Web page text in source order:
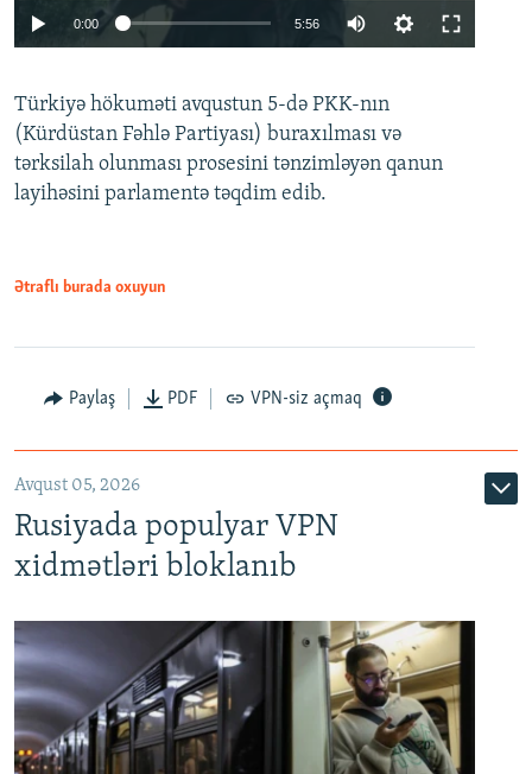
Auto 240p 360p 480p
720p 1080p
0:00 5:56
360p
480p
Türkiyə hökuməti avqustun 5-də PKK-nın
(Kürdüstan Fəhlə Partiyası) buraxılması və
tərksilah olunması prosesini tənzimləyən qanun
layihəsini parlamentə təqdim edib.
Ətraflı burada oxuyun
Paylaş PDF VPN-siz açmaq
Avqust 05, 2026
Rusiyada populyar VPN
xidmətləri bloklanıb